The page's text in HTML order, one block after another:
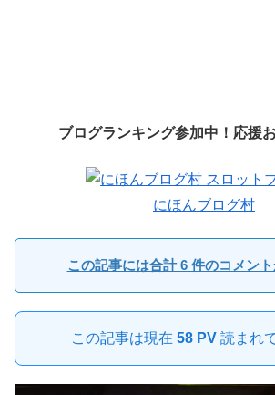
ブログランキング参加中！応援
にほんブログ村
この記事には合計 6 件のコメン
この記事は現在 58 PV 読まれ